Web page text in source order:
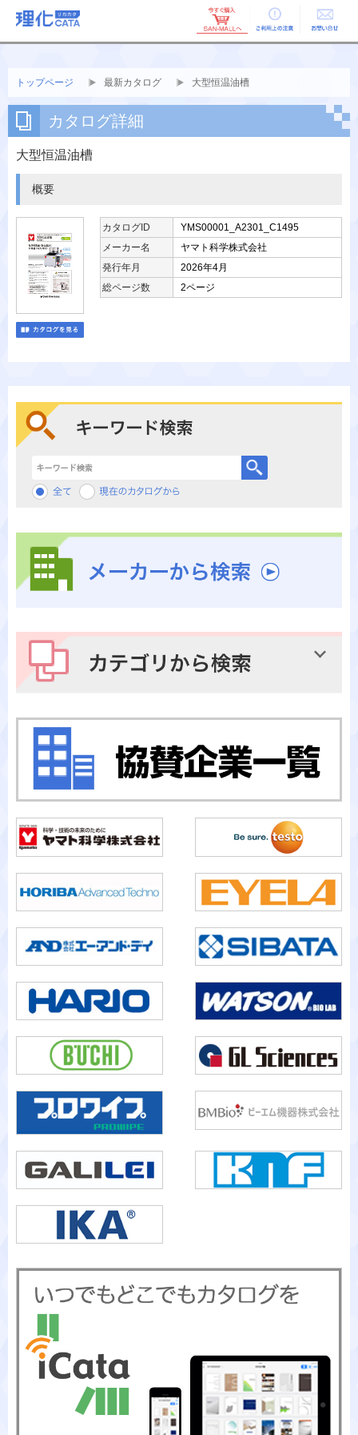
ご利用上の お問い合せ
トップページ 最新カタログ 大型恒温油槽
カタログ詳細
大型恒温油槽
概要
カタログID
YMS00001_A2301_C1495
メーカー名
ヤマト科学株式会社
発行年月
2026年4月
総ページ数
2ページ
キーワード検索